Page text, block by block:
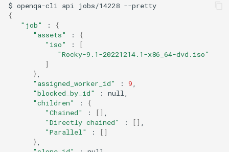
$ openqa-cli api jobs/14228
{
"job"
:
{
"assets"
:
{
"iso"
:
[
"Rocky-9.1-20221214.1-x86_64-dvd.iso"
]
}
"assigned_worker_id"
: 9
"blocked_by_id"
:
"children"
:
{
"Chained"
: []
"Directly chained"
: []
"Parallel"
:
[]
}